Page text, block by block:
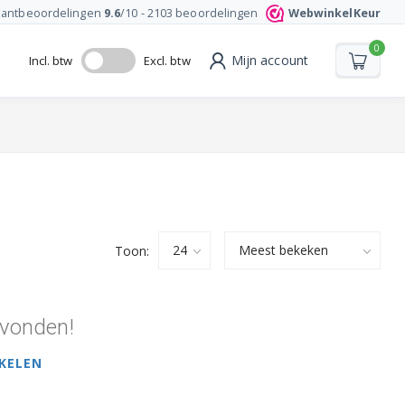
9.6/10 -2103 beoordelingen WebwinkelKeur
Incl. btw Excl. btw Mijn account
0
Toon: